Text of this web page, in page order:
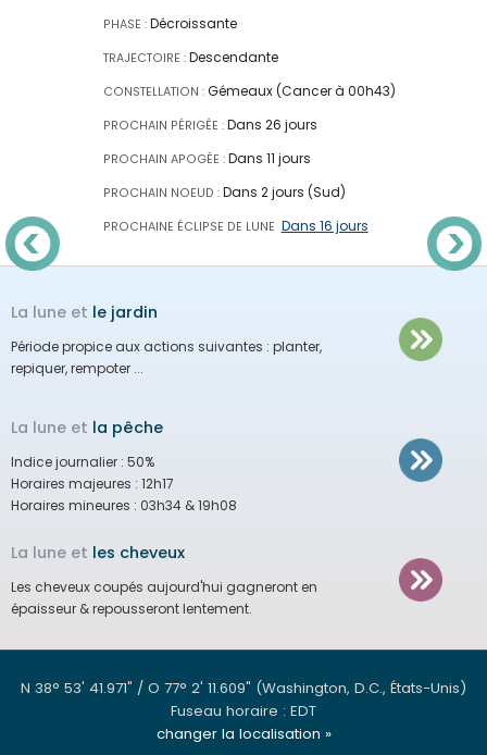
PHASE : Décroissante
TRAJECTOIRE : Descendante
CONSTELLATION : Gémeaux (Cancer à 00h43)
PROCHAIN PÉRIGÉE : Dans 26 jours
PROCHAIN APOGÉE : Dans 11 jours
PROCHAIN NOEUD : Dans 2 jours (Sud)
PROCHAINE ÉCLIPSE DE LUNE Dans 16 jours
La lune et le jardin
Période propice aux actions suivantes : planter,
repiquer, rempoter ...
La lune et la pêche
Indice journalier : 50%
Horaires majeures : 12h17
Horaires mineures : 03h34 & 19h08
La lune et les cheveux
Les cheveux coupés aujourd'hui gagneront en
épaisseur & repousseront lentement.
N 38° 53' 41.971" / O 77° 2' 11.609" (Washington, D.C., États-Unis)
Fuseau horaire : EDT
changer la localisation »